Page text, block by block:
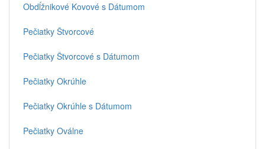
Obdĺžnikové Kovové s Dátumom
Pečiatky Štvorcové
Pečiatky Štvorcové s Dátumom
Pečiatky Okrúhle
Pečiatky Okrúhle s Dátumom
Pečiatky Oválne